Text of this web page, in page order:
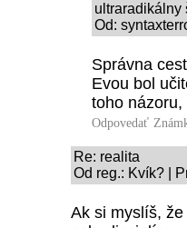
ultraradikálny
Od:
Správna
Evou bol
toho
Odpovedať
Re: realita
Od reg.: Kvík? |
Ak si myslíš,